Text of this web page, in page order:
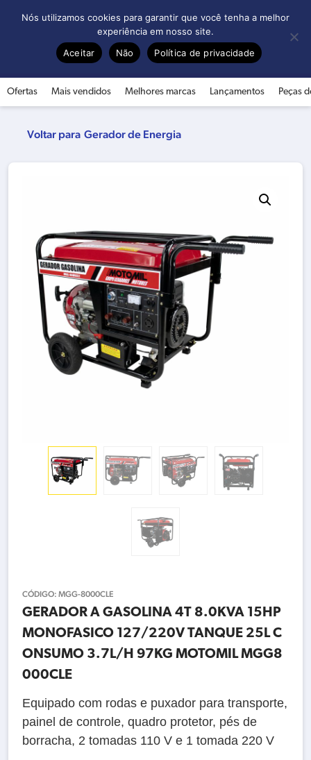
Ofertas Mais vendidos Melhores marcas Lançamentos Peças
Gerador de Energia
CÓDIGO: MGG-8000CLE
GERADOR A GASOLINA 4T 8.0KVA 15HP
MONOFASICO 127/220V TANQUE 25L C
ONSUMO 3.7L/H 97KG MOTOMIL MGG8
000CLE
Equipado com rodas e puxador para transporte,
painel de controle, quadro protetor, pés de
borracha, 2 tomadas 110 V e 1 tomada 220 V
Nós utilizamos cookies para garantir que você tenha a melhor
experiência em nosso site.
Aceitar
Não Política de privacidade